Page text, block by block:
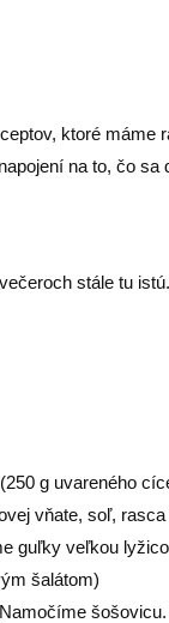
ktoré máme
na to, čo sa
stále tu
(250 g uvareného
vňate, soľ,
guľky veľkou
šalátom)